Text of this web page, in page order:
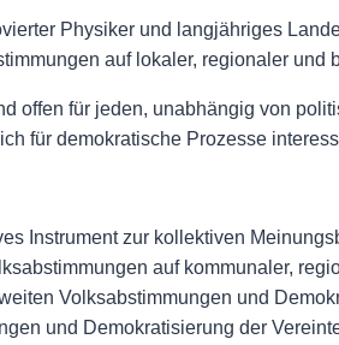
Physiker und langjähriges
auf lokaler, regionaler und
offen für jeden, unabhängig von
für demokratische Prozesse
Instrument zur kollektiven
auf kommunaler,
Volksabstimmungen und
und Demokratisierung der